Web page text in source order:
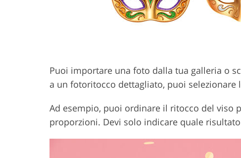
Puoi importare una foto dalla tua galleria o
a un fotoritocco dettagliato, puoi
Ad esempio, puoi ordinare il ritocco del viso
proporzioni. Devi solo indicare quale